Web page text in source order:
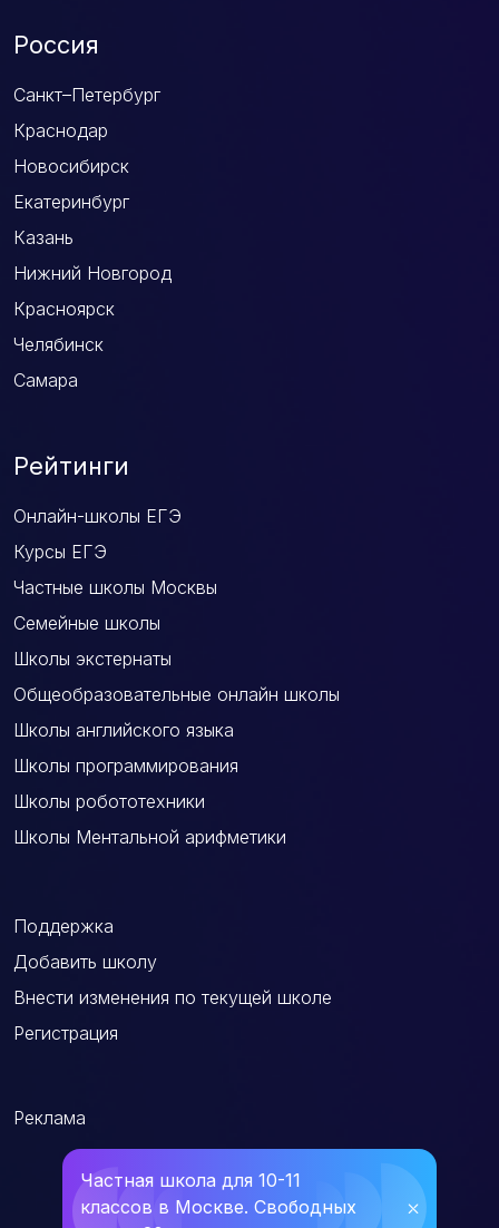
Россия
Санкт–Петербург
Краснодар
Новосибирск
Екатеринбург
Казань
Нижний Новгород
Красноярск
Челябинск
Самара
Рейтинги
Онлайн-школы ЕГЭ
Курсы ЕГЭ
Частные школы Москвы
Семейные школы
Школы экстернаты
Общеобразовательные онлайн школы
Школы английского языка
Школы программирования
Школы робототехники
Школы Ментальной арифметики
Поддержка
Добавить школу
Внести изменения по текущей школе
Регистрация
Реклама
Частная школа для 10-11
классов в Москве. Свободных
⛌